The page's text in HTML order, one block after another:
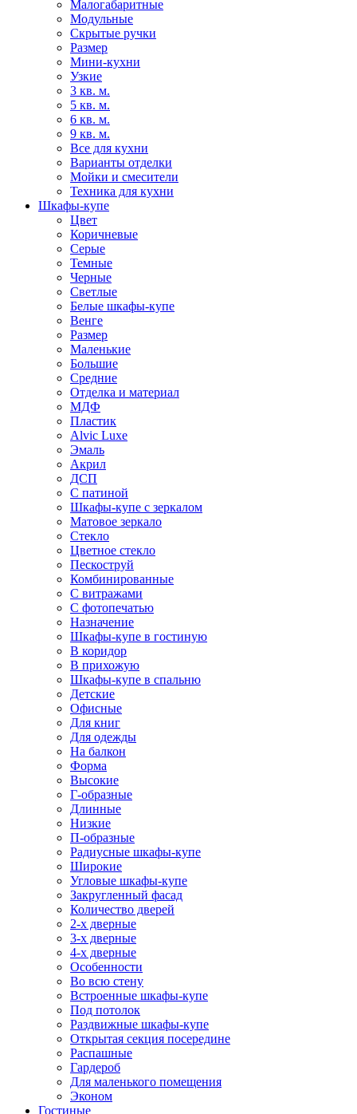
Малогабаритные
Модульные
Скрытые ручки
Размер
Мини-кухни
Узкие
3 кв. м.
5 кв. м.
6 кв. м.
9 кв. м.
Все для кухни
Варианты отделки
Мойки и смесители
Техника для кухни
Шкафы-купе
Цвет
Коричневые
Серые
Темные
Черные
Светлые
Белые шкафы-купе
Венге
Размер
Маленькие
Большие
Средние
Отделка и материал
МДФ
Пластик
Alvic Luxe
Эмаль
Акрил
ДСП
С патиной
Шкафы-купе с зеркалом
Матовое зеркало
Стекло
Цветное стекло
Пескоструй
Комбинированные
С витражами
С фотопечатью
Назначение
Шкафы-купе в гостиную
В коридор
В прихожую
Шкафы-купе в спальню
Детские
Офисные
Для книг
Для одежды
На балкон
Форма
Высокие
Г-образные
Длинные
Низкие
П-образные
Радиусные шкафы-купе
Широкие
Угловые шкафы-купе
Закругленный фасад
Количество дверей
2-х дверные
3-х дверные
4-х дверные
Особенности
Во всю стену
Встроенные шкафы-купе
Под потолок
Раздвижные шкафы-купе
Открытая секция посередине
Распашные
Гардероб
Для маленького помещения
Эконом
Гостиные